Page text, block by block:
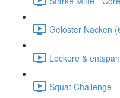
Gelöster Nacken
Lockere &
Squat Challenge